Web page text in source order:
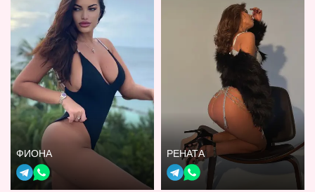
ФИОНА РЕНАТА